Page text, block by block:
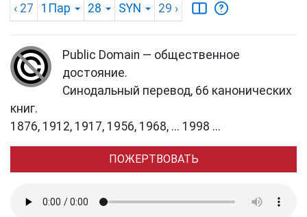
‹ 27 1Пар 28 SYN 29 ›
Public Domain — общественное
достояние.
Синодальный перевод, 66 канонических
книг.
1876, 1912, 1917, 1956, 1968, ... 1998 ...
ПОЖЕРТВОВАТЬ